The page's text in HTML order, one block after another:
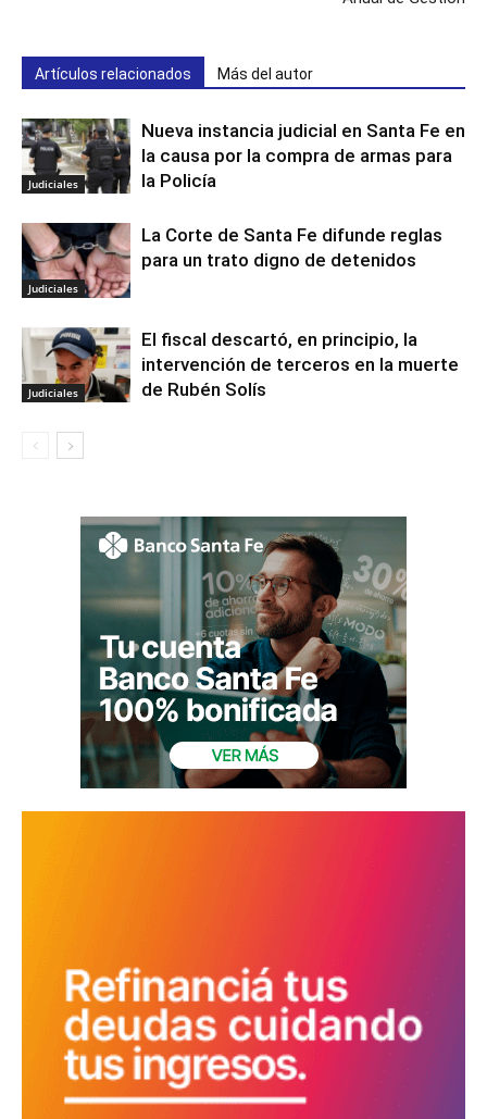
Artículos relacionados Más del autor
Judiciales
Nueva instancia judicial en Santa Fe en
la causa por la compra de armas para
la Policía
Judiciales
La Corte de Santa Fe difunde reglas
para un trato digno de detenidos
Judiciales
El fiscal descartó, en principio, la
intervención de terceros en la muerte
de Rubén Solís